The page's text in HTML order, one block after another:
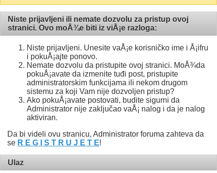
Niste prijavljeni ili nemate dozvolu za pristup ovoj
stranici. Ovo moÅ¾e biti iz viÅ¡e razloga:
Niste prijavljeni. Unesite vaÅ¡e korisničko ime i Å¡ifru
i pokuÅ¡ajte ponovo.
Nemate dozvolu da pristupite ovoj stranici. MoÅ¾da
pokuÅ¡avate da izmenite tuđi post, pristupite
administratorskim funkcijama ili nekom drugom
sistemu za koji Vam nije dozvoljen pristup?
Ako pokuÅ¡avate postovati, budite sigurni da
Administrator nije zaključao vaÅ¡ nalog i da je nalog
aktiviran.
Da bi videli ovu stranicu, Administrator foruma zahteva da
se R E G I S T R U J E T E!
Ulaz